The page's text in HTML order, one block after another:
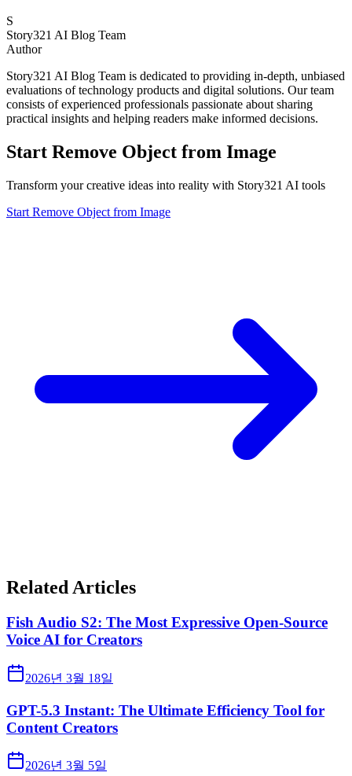
S
Story321 AI Blog Team
Author
Story321 AI Blog Team is dedicated to providing in-depth, unbiased
evaluations of technology products and digital solutions. Our team
consists of experienced professionals passionate about sharing
practical insights and helping readers make informed decisions.
Start Remove Object from Image
Transform your creative ideas into reality with Story321 AI tools
Start Remove Object from Image
Related Articles
Fish Audio S2: The Most Expressive Open-Source
Voice AI for Creators
2026년 3월 18일
GPT-5.3 Instant: The Ultimate Efficiency Tool for
Content Creators
2026년 3월 5일